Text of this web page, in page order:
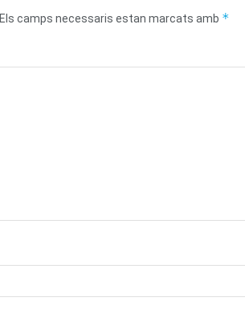
Els camps necessaris estan marcats amb *